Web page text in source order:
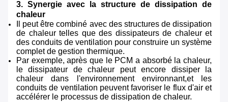
3. Synergie avec la structure de dissipation de
chaleur
Il peut être combiné avec des structures de dissipation
de chaleur telles que des dissipateurs de chaleur et
des conduits de ventilation pour construire un système
complet de gestion thermique.
Par exemple, après que le PCM a absorbé la chaleur,
le dissipateur de chaleur peut encore dissiper la
chaleur dans l'environnement environnant,et les
conduits de ventilation peuvent favoriser le flux d'air et
accélérer le processus de dissipation de chaleur.